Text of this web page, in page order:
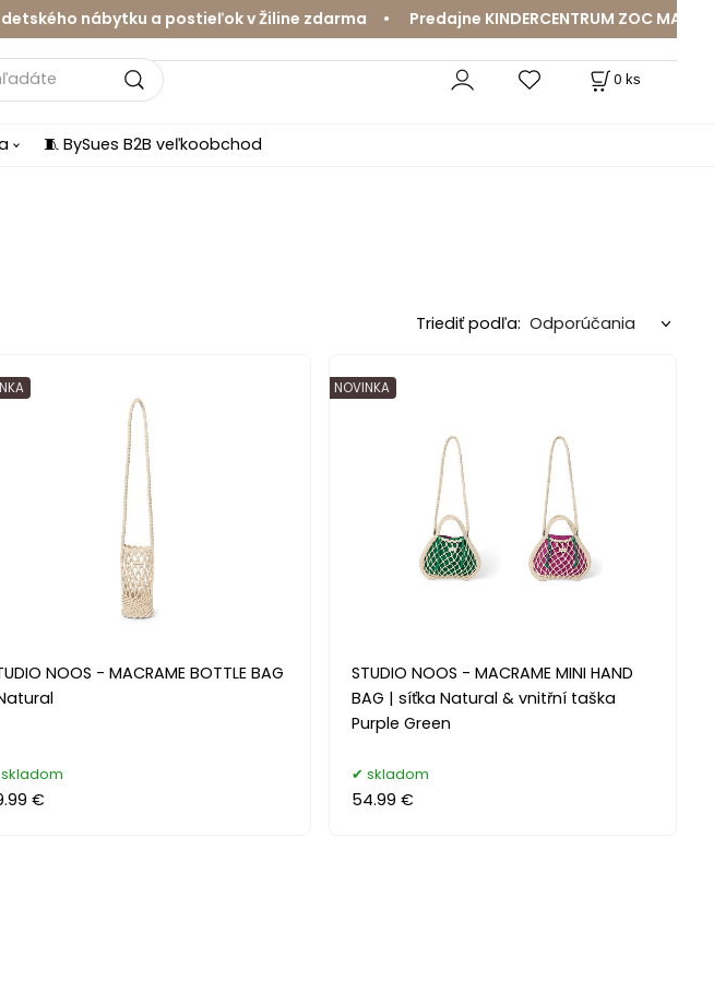
nábytku a postieľok v Žiline zdarma • Predajne KINDERCENTRUM ZOC MAX a
0 ks
🧵 BySues B2B veľkoobchod
Triediť podľa:
NOOS - MACRAME BOTTLE BAG
skladom
€
STUDIO NOOS - MACRAME MINI HAND
BAG | síťka Natural & vnitřní taška
Purple Green
NOVINKA
skladom
54.99 €